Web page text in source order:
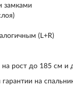
замками
(L+R)
на рост до 185 см и
на